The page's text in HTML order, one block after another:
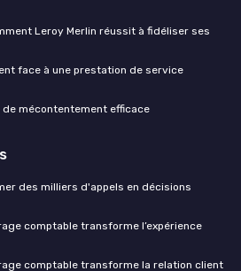
Leroy Merlin réussit à fidéliser ses
face à une prestation de service
mécontentement efficace
des milliers d'appels en décisions
comptable transforme l’expérience
comptable transforme la relation client